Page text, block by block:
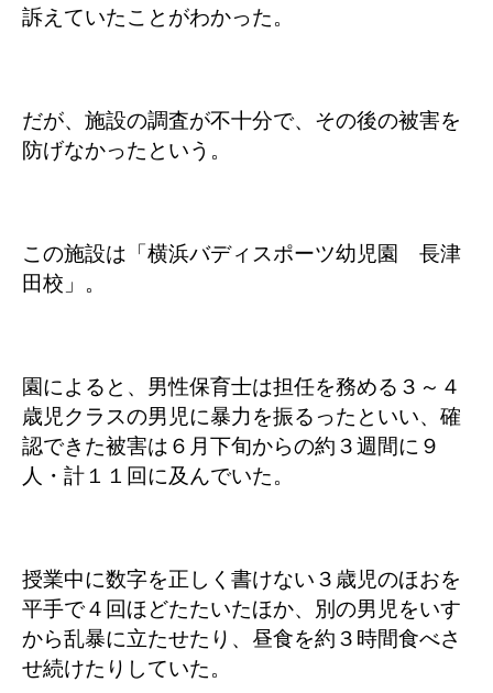
訴えていたことがわかった。
だが、施設の調査が不十分で、その後の被害を
防げなかったという。
この施設は「横浜バディスポーツ幼児園 長津
田校」。
園によると、男性保育士は担任を務める３～４
歳児クラスの男児に暴力を振るったといい、確
認できた被害は６月下旬からの約３週間に９
人・計１１回に及んでいた。
授業中に数字を正しく書けない３歳児のほおを
平手で４回ほどたたいたほか、別の男児をいす
から乱暴に立たせたり、昼食を約３時間食べさ
せ続けたりしていた。